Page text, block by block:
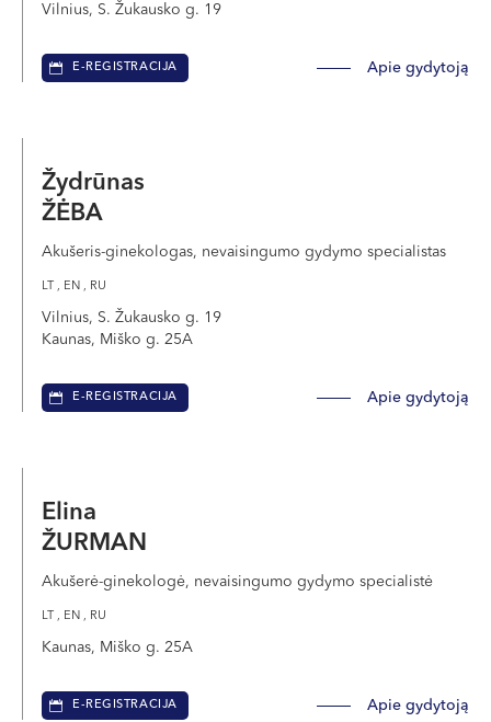
Vilnius, S. Žukausko g. 19
E-REGISTRACIJA Apie gydytoją
Žydrūnas
ŽĖBA
Akušeris-ginekologas, nevaisingumo gydymo specialistas
LT , EN , RU
Vilnius, S. Žukausko g. 19
Kaunas, Miško g. 25A
E-REGISTRACIJA Apie gydytoją
Elina
ŽURMAN
Akušerė-ginekologė, nevaisingumo gydymo specialistė
LT , EN , RU
Kaunas, Miško g. 25A
E-REGISTRACIJA Apie gydytoją